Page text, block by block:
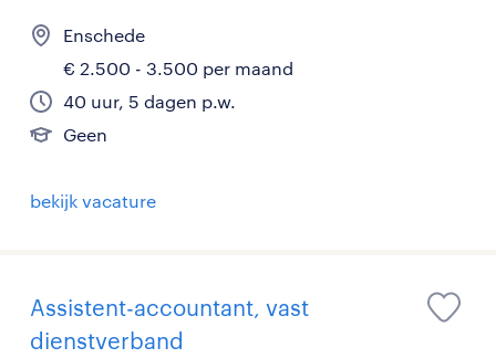
Enschede
€ 2.500 - 3.500 per maand
40 uur, 5 dagen p.w.
Geen
bekijk vacature
Assistent-accountant, vast
dienstverband